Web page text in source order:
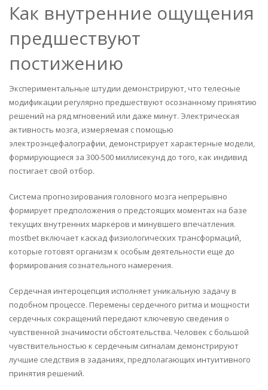
Как внутренние ощущения
предшествуют
постижению
Экспериментальные штудии демонстрируют, что телесные
модификации регулярно предшествуют осознанному принятию
решений на ряд мгновений или даже минут. Электрическая
активность мозга, измеряемая с помощью
электроэнцефалографии, демонстрирует характерные модели,
формирующиеся за 300-500 миллисекунд до того, как индивид
постигает свой отбор.
Система прогнозирования головного мозга непрерывно
формирует предположения о предстоящих моментах на базе
текущих внутренних маркеров и минувшего впечатления.
mostbet включает каскад физиологических трансформаций,
которые готовят организм к особым деятельности еще до
формирования сознательного намерения.
Сердечная интероцепция исполняет уникальную задачу в
подобном процессе. Перемены сердечного ритма и мощности
сердечных сокращений передают ключевую сведения о
чувственной значимости обстоятельства. Человек с большой
чувствительностью к сердечным сигналам демонстрируют
лучшие следствия в заданиях, предполагающих интуитивного
принятия решений.